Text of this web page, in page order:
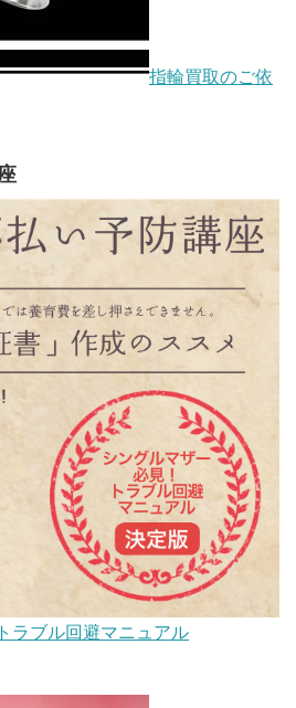
指輪買取のご依
ラブル回避マニュアル